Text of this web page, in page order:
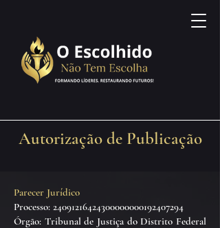
Autorização de Publicação
Parecer Jurídico
Processo: 24091216424300000000192407294
Órgão: Tribunal de Justiça do Distrito Federal